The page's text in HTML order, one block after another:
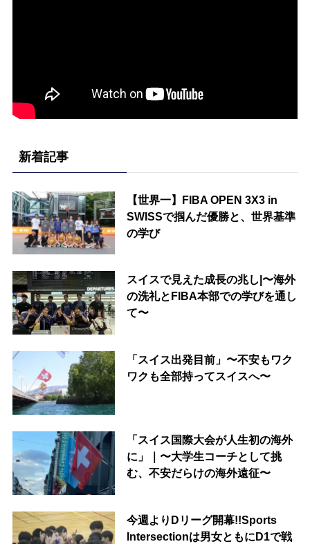
新着記事
【世界一】FIBA OPEN 3X3 in
SWISSで掴んだ優勝と、世界基準
の学び
スイスで見えた成長の兆し|〜海外
の洗礼とFIBA本部での学びを通し
て〜
「スイス出発目前」〜不安もワク
ワクも全部持ってスイスへ〜
「スイス国際大会が人生初の海外
に」｜〜大学生コーチとして挑
む、不安だらけの海外遠征〜
今週よりDリーグ開幕!!Sports
Intersectionは男女ともにD1で戦